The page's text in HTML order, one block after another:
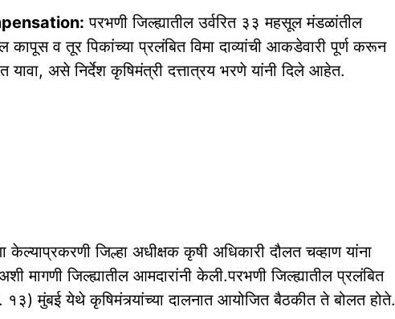
परभणी जिल्ह्यातील उर्वरित ३३ महसूल मंडळांतील
व तूर पिकांच्या प्रलंबित विमा दाव्यांची आकडेवारी पूर्ण करून
यावा, असे निर्देश कृषिमंत्री दत्तात्रय भरणे यांनी दिले आहेत.
केल्याप्रकरणी जिल्हा अधीक्षक कृषी अधिकारी दौलत चव्हाण यांना
मागणी जिल्ह्यातील आमदारांनी केली.परभणी जिल्ह्यातील प्रलंबित
१३) मुंबई येथे कृषिमंत्र्यांच्या दालनात आयोजित बैठकीत ते बोलत होते.